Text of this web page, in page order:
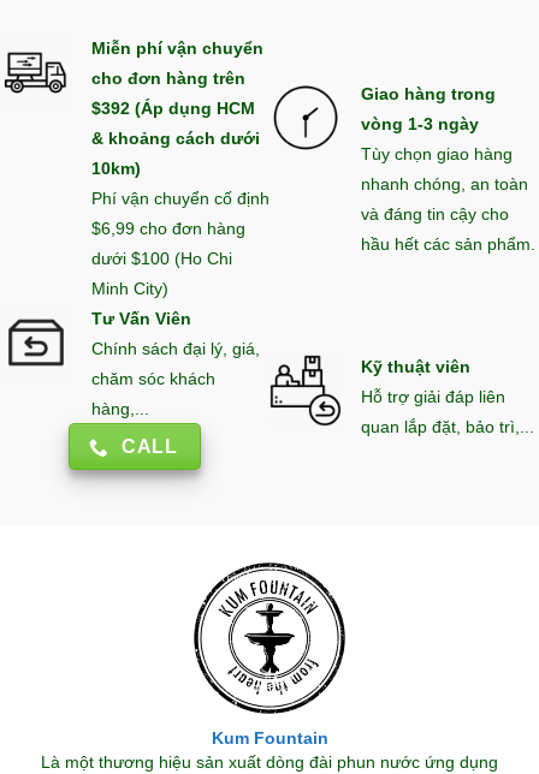
Miễn phí vận chuyển
cho đơn hàng trên
$392 (Áp dụng HCM
& khoảng cách dưới
10km)
Phí vận chuyển cố định
$6,99 cho đơn hàng
dưới $100 (Ho Chi
Minh City)
Giao hàng trong
vòng 1-3 ngày
Tùy chọn giao hàng
nhanh chóng, an toàn
và đáng tin cậy cho
hầu hết các sản phẩm.
Tư Vấn Viên
Chính sách đại lý, giá,
chăm sóc khách
hàng,...
CALL
Kỹ thuật viên
Hỗ trợ giải đáp liên
quan lắp đặt, bảo trì,...
Kum Fountain
Là một thương hiệu sản xuất dòng đài phun nước ứng dụng